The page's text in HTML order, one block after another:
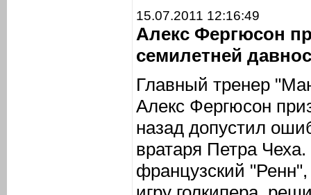
15.07.2011 12:16:49
Алекс Фергюсон
семилетней
Главный тренер
Алекс Фергюсон
назад допустил
вратаря Петра Чеха.
французский